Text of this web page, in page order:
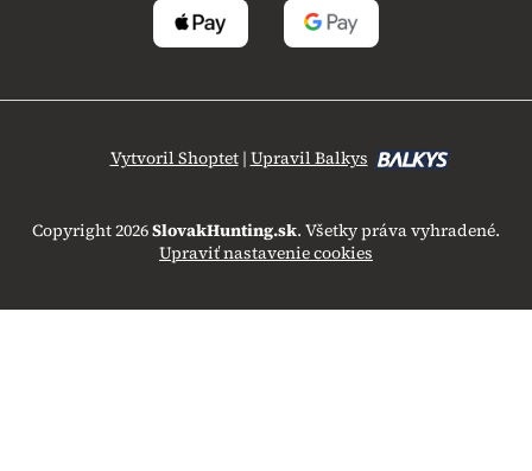
Vytvoril Shoptet | Upravil Balkys
Copyright 2026SlovakHunting.sk. Všetky práva vyhradené.
Upraviť nastavenie cookies